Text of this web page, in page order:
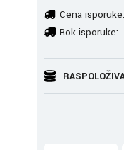
Cena isporuke:
Rok isporuke: